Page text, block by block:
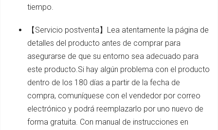
tiempo.
【Servicio postventa】Lea atentamente la página de
detalles del producto antes de comprar para
asegurarse de que su entorno sea adecuado para
este producto.Si hay algún problema con el producto
dentro de los 180 días a partir de la fecha de
compra, comuníquese con el vendedor por correo
electrónico y podrá reemplazarlo por uno nuevo de
forma gratuita. Con manual de instrucciones en